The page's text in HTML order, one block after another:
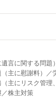
言に関する問題
主に慰謝料）／
主にリスク管理
株主対策